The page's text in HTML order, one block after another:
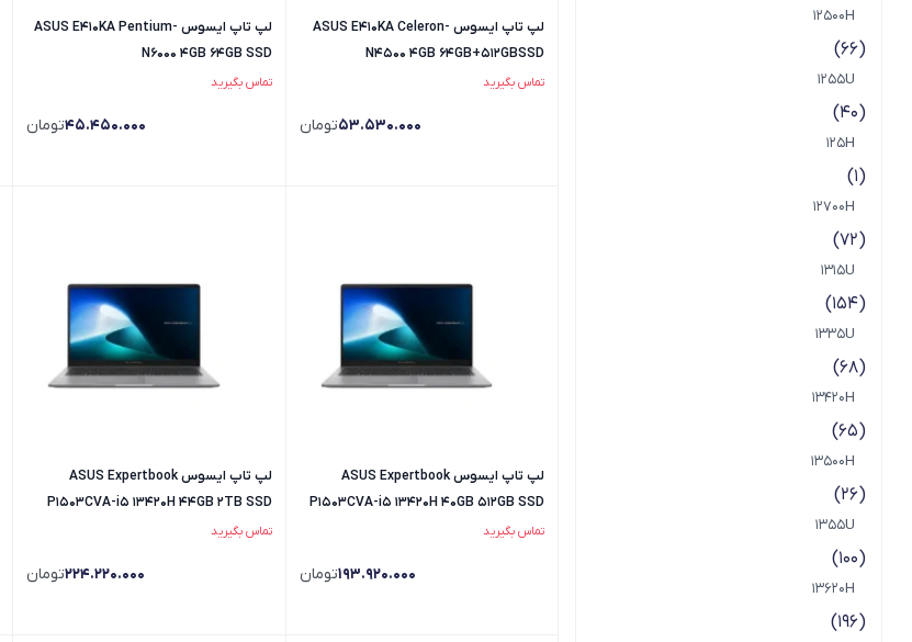
12500H
(66)
1255U
(40)
125H
(1)
12700H
(72)
1315U
(154)
1335U
(68)
13420H
(65)
13500H
(26)
1355U
(100)
13620H
(196)
لپ تاپ ایسوس ASUS E410KA Celeron-
N4500 4GB 64GB+512GBSSD
تماس بگیرید
53.530.000تومان
لپ تاپ ایسوس ASUS E410KA Pentium-
N6000 4GB 64GB SSD
تماس بگیرید
45.450.000تومان
لپ تاپ ایسوس ASUS Expertbook
P1503CVA-i5 13420H 40GB 512GB SSD
IPS
تماس بگیرید
193.920.000تومان
لپ تاپ ایسوس ASUS Expertbook
P1503CVA-i5 13420H 44GB 2TB SSD
IPS
تماس بگیرید
224.220.000تومان